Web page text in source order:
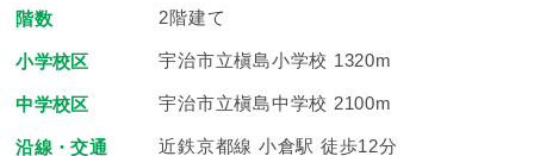
階数 2階建て
小学校区 宇治市立槇島小学校 1320m
中学校区 宇治市立槇島中学校 2100m
沿線・交通 近鉄京都線 小倉駅 徒歩12分